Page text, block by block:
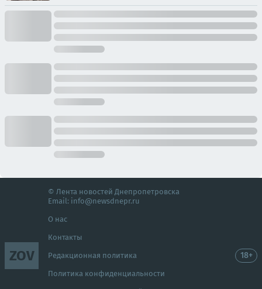
ZOV
© Лента новостей Днепропетровска
Email: info@newsdnepr.ru
О нас
Контакты
Редакционная политика
Политика конфиденциальности
18+